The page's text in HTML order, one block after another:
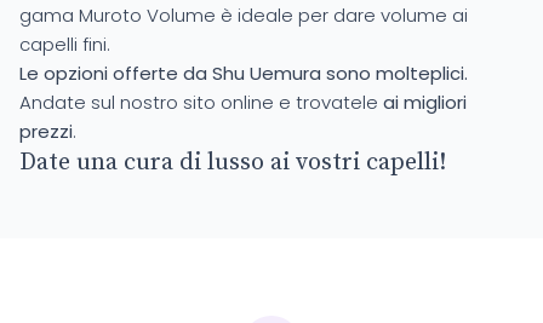
gama Muroto Volume è ideale per dare volume ai
capelli fini.
Le opzioni offerte da Shu Uemura sono molteplici.
Andate sul nostro sito online e trovatele ai migliori
prezzi.
Date una cura di lusso ai vostri capelli!